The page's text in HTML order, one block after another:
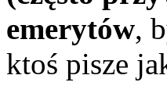
emerytów,
ktoś pisze